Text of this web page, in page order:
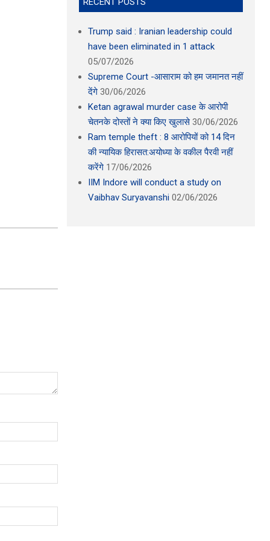
Trump said : Iranian leadership could
have been eliminated in 1 attack
05/07/2026
Supreme Court -आसाराम को हम जमानत नहीं
देंगे 30/06/2026
Ketan agrawal murder case के आरोपी
चेतनके दोस्तों ने क्या किए खुलासे 30/06/2026
Ram temple theft : 8 आरोपियों को 14 दिन
की न्यायिक हिरासत:अयोध्या के वकील पैरवी नहीं
करेंगे 17/06/2026
IIM Indore will conduct a study on
Vaibhav Suryavanshi 02/06/2026